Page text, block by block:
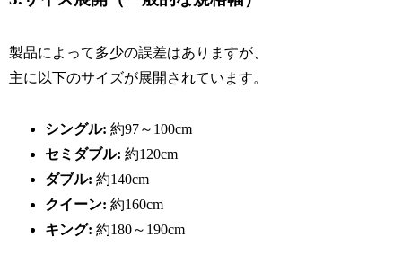
製品によって多少の誤差はありますが、
主に以下のサイズが展開されています。
シングル: 約97～100cm
セミダブル: 約120cm
ダブル: 約140cm
クイーン: 約160cm
キング: 約180～190cm